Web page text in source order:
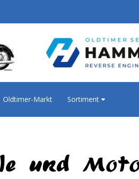
Oldtimer-Markt Sortiment
und